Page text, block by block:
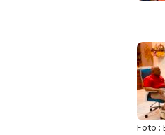
Foto :